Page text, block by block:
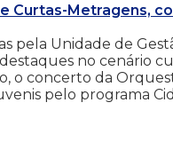
Curtas-Metragens,
pela Unidade de
no cenário
o concerto da
pelo programa